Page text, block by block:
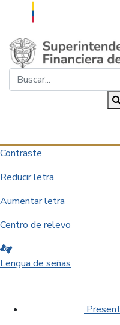
Saltar al contenido principal
Contraste
Reducir letra
Aumentar letra
Centro de relevo
Lengua de señas